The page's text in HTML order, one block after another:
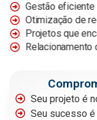
Gestão
Otimização de
Projetos que
Relacionamento
Seu projeto é
Seu sucesso